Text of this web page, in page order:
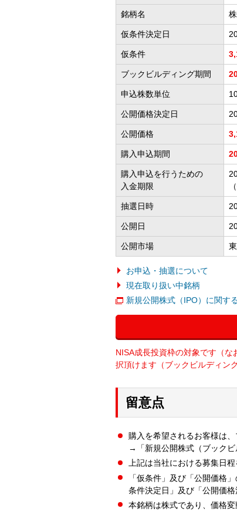
銘柄名
仮条件決定日
仮条件
ブックビルディング期間
申込株数単位
公開価格決定日
公開価格
購入申込期間
購入申込を行うための
入金期限
抽選日時
公開日
公開市場
お申込・抽選について
現在取り扱い中銘柄
新規公開株式（IPO）に関す
NISA成長投資枠の対象です（
択頂けます（ブックビルディン
留意点
購入を希望されるお客様は
→「新規公開株式（ブックビ
上記は当社における募集日程
「仮条件」及び「公開価格
条件決定日」及び「公開価
本銘柄は株式であり、価格変